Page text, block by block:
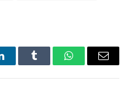
Tumblr WhatsAppEmail